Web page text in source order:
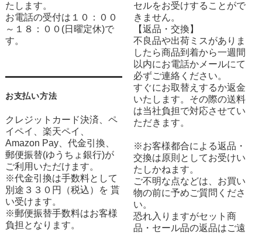
たします。
お電話の受付は１０：００
～１８：００(日曜定休)で
す。
お支払い方法
クレジットカード決済、ペ
イペイ、楽天ペイ、
Amazon Pay、代金引換、
郵便振替(ゆうちょ銀行)が
ご利用いただけます。
※代金引換は手数料として
別途３３０円（税込）を 貰
い受けます。
※郵便振替手数料はお客様
負担となります。
セルをお受けすることがで
きません。
【返品・交換】
不良品や出荷ミスがありま
したら商品到着から一週間
以内にお電話かメールにて
必ずご連絡ください。
すぐにお取替えするか返金
いたします。その際の送料
は当社負担で対応させてい
ただきます。
※お客様都合による返品・
交換は原則としてお受けい
たしかねます。
ご不明な点などは、お買い
物の前に予めご質問くださ
い。
恐れ入りますがセット商
品・セール品の返品はご遠